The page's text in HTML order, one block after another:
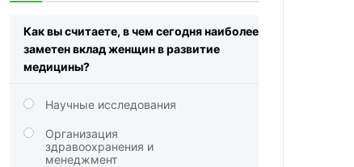
Как вы считаете, в чем сегодня наиболее
заметен вклад женщин в развитие
медицины?
Научные исследования
Организация
здравоохранения и
менеджмент